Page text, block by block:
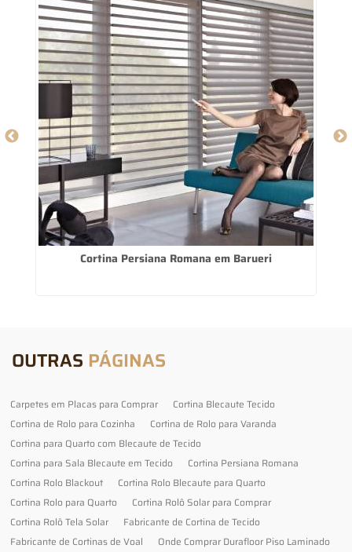
Cortina Persiana Romana em Barueri
OUTRAS PÁGINAS
Carpetes em Placas para Comprar
Cortina Blecaute Tecido
Cortina de Rolo para Cozinha
Cortina de Rolo para Varanda
Cortina para Quarto com Blecaute de Tecido
Cortina para Sala Blecaute em Tecido
Cortina Persiana Romana
Cortina Rolo Blackout
Cortina Rolo Blecaute para Quarto
Cortina Rolo para Quarto
Cortina Rolô Solar para Comprar
Cortina Rolô Tela Solar
Fabricante de Cortina de Tecido
Fabricante de Cortinas de Voal
Onde Comprar Durafloor Piso Laminado